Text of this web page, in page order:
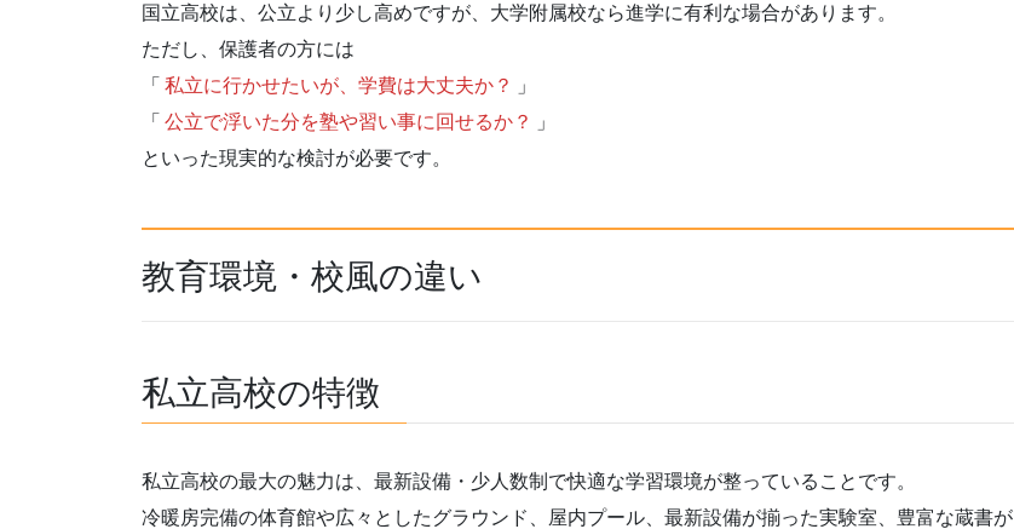
国立高校は、公立より少し高めですが、大学附属校なら進学に有利な場合があります。
ただし、保護者の方には
「 私立に行かせたいが、学費は大丈夫か？
」
「 公立で浮いた分を塾や習い事に回せるか？
」
といった現実的な検討が必要です。
教育環境・校風の違い
私立高校の特徴
私立高校の最大の魅力は、最新設備・少人数制で快適な学習環境が整っていることです。
冷暖房完備の体育館や広々としたグラウンド、屋内プール、最新設備が揃った実験室、豊富な蔵書が